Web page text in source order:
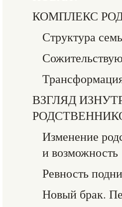
КОМПЛЕКС
Структура
ВЗГЛЯД
Изменение
и возможность
Ревность
Новый брак.